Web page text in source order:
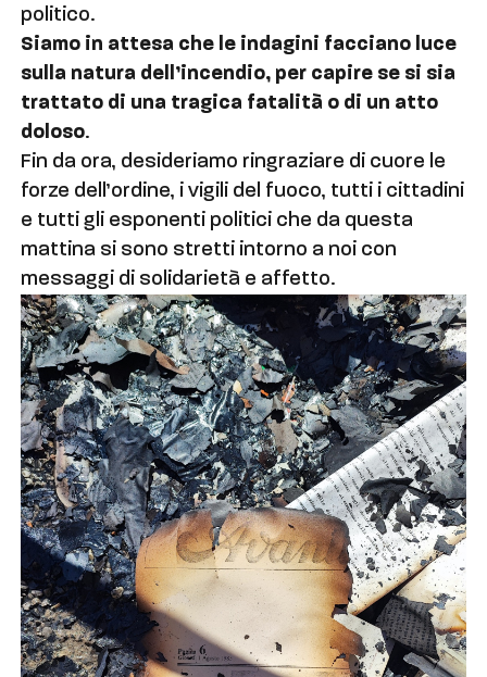
politico.
Siamo in attesa che le indagini facciano luce
sulla natura dell’incendio, per capire se si sia
trattato di una tragica fatalità o di un atto
doloso.
Fin da ora, desideriamo ringraziare di cuore le
forze dell’ordine, i vigili del fuoco, tutti i cittadini
e tutti gli esponenti politici che da questa
mattina si sono stretti intorno a noi con
messaggi di solidarietà e affetto.